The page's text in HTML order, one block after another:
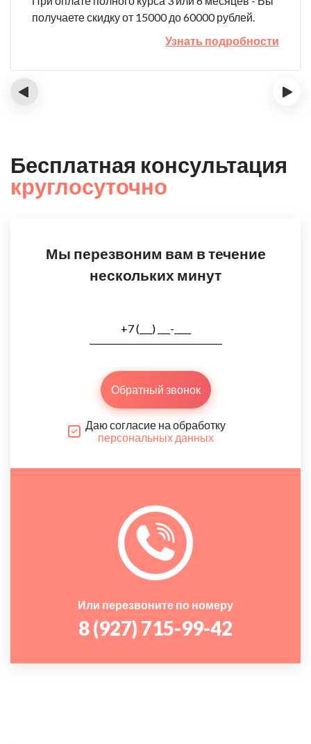
получаете скидку от 15000 до 60000 рублей.
Узнать подробности
‹ ›
Бесплатная консультация
круглосуточно
Мы перезвоним вам в течение
нескольких минут
Обратный звонок
Даю согласие на обработку
персональных данных
Или перезвоните по номеру
8 (927) 715-99-42